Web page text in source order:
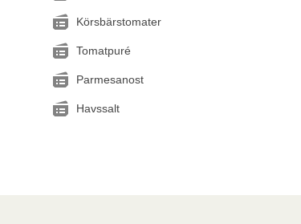
Körsbärstomater
Tomatpuré
Parmesanost
Havssalt